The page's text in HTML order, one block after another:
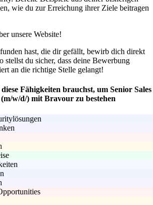
wie du zur Erreichung ihrer Ziele beitragen
unsere Website!
hast, die dir gefällt, bewirb dich direkt
stellst du sicher, dass deine Bewerbung
an die richtige Stelle gelangt!
Fähigkeiten brauchst, um Senior Sales
w/d/) mit Bravour zu bestehen